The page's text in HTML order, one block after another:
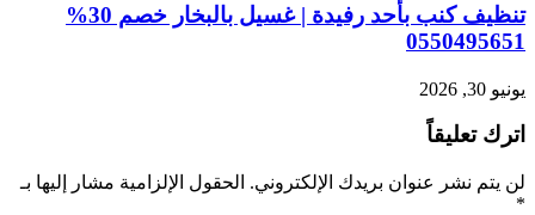
تنظيف كنب بأحد رفيدة | غسيل بالبخار خصم 30%
0550495651
يونيو 30, 2026
اترك تعليقاً
لن يتم نشر عنوان بريدك الإلكتروني. الحقول الإلزامية مشار إليها بـ
*